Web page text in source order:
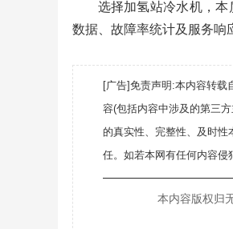
选择加氢站冷水机，本
数据、故障率统计及服务响
[广告]免责声明:本内容转载
容(包括内容中涉及的第三
的真实性、完整性、及时
任。如若本网有任何内容侵
本内容版权归